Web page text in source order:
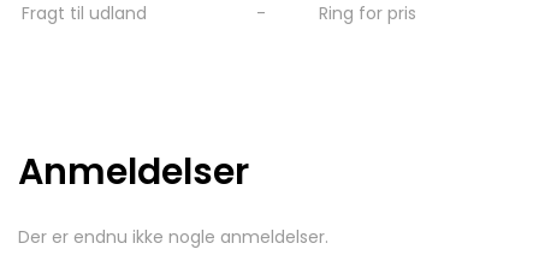
Fragt til udland
- Ring for pris
Anmeldelser
Der er endnu ikke nogle anmeldelser.